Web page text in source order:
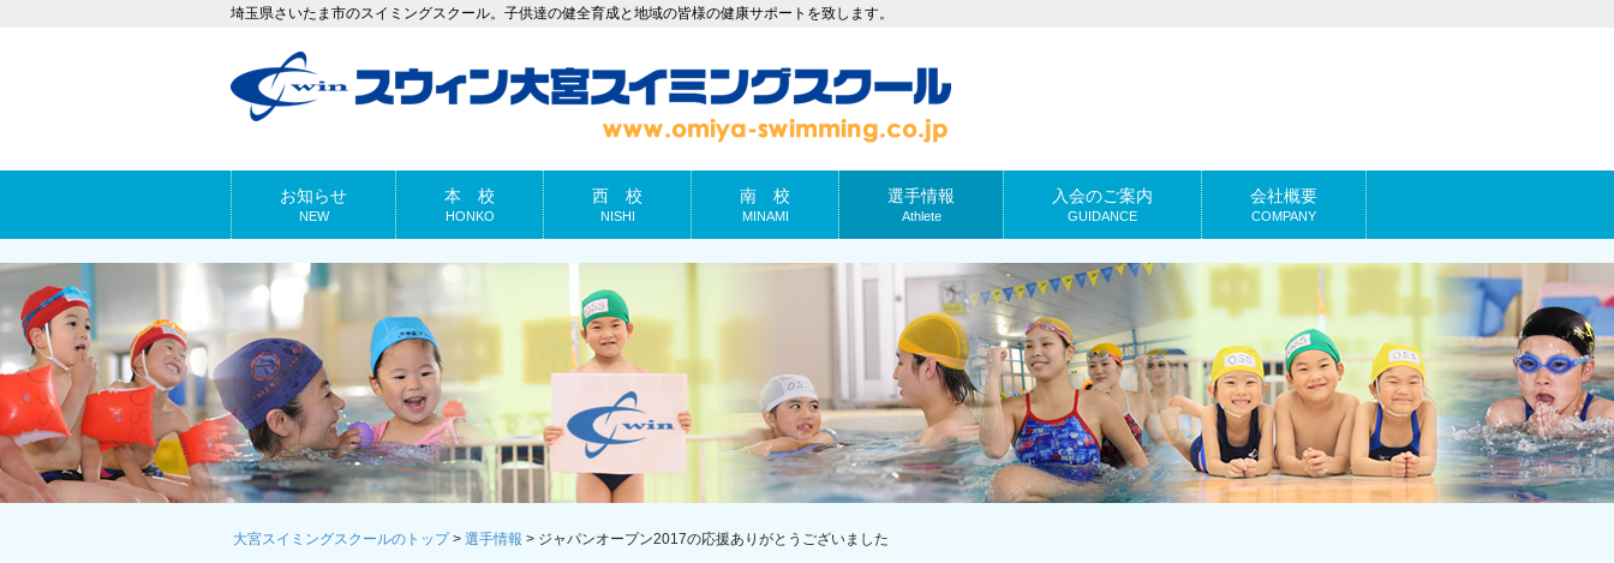
埼玉県さいたま市のスイミングスクール。子供達の健全育成と地域の皆様の健康サポートを致します。
お知らせ
NEW
本 校
HONKO
西 校
NISHI
南 校
MINAMI
選手情報
Athlete
入会のご案内
GUIDANCE
会社概要
COMPANY
大宮スイミングスクールのトップ> 選手情報 > ジャパンオープン2017の応援ありがとうございました